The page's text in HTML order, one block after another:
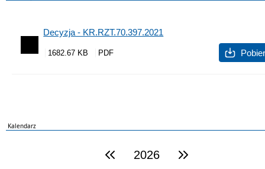
Decyzja - KR.RZT.70.397.2021
1682.67 KB
Kalendarz
poprzedni rok2026 następny rok